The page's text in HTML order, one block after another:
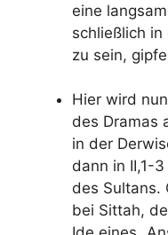
eine
schließlich
zu sein,
Hier wird
des Dramas
in der
dann in II,1-
des Sultans.
bei Sittah,